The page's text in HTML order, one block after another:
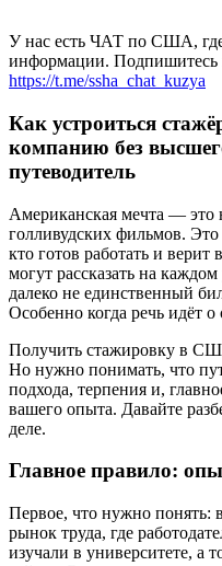
У нас есть ЧАТ по США,
информации. Подпишитесь
https://t.me/ssha_chat_kuzya
Как устроиться
компанию без
путеводитель
Американская мечта — это
голливудских фильмов. Это
кто готов работать и
могут рассказать на
далеко не единственный
Особенно когда речь идёт о
Получить стажировку в
Но нужно понимать, что
подхода, терпения и,
вашего опыта. Давайте
деле.
Главное правило:
Первое, что нужно
рынок труда, где
изучали в университете, а